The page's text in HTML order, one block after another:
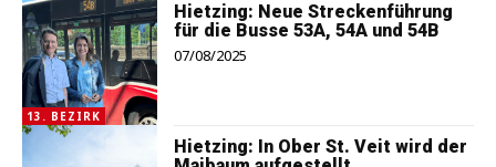
13. BEZIRK
Hietzing: Neue Streckenführung
für die Busse 53A, 54A und 54B
07/08/2025
Hietzing: In Ober St. Veit wird der